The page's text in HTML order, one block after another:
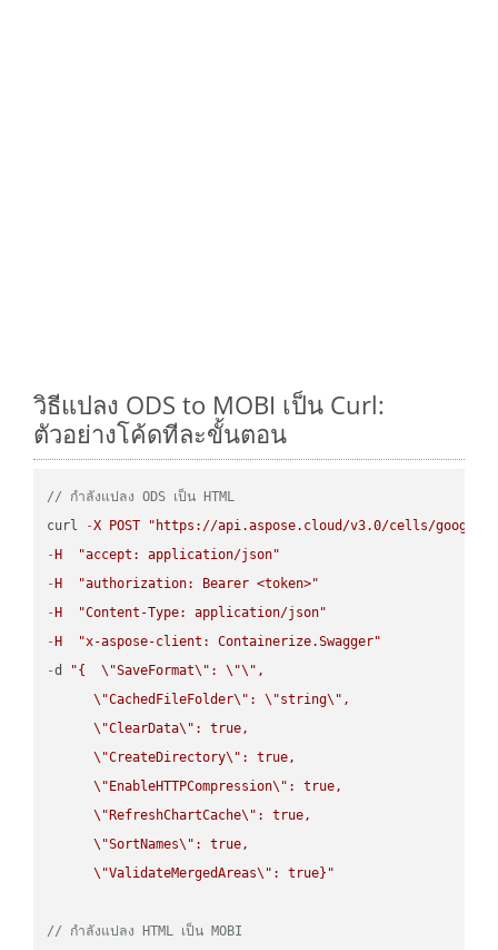
วิธีแปลง ODS to MOBI เป็น Curl:
ตัวอย่างโค้ดทีละขั้นตอน
// กำลังแปลง ODS เป็น HTML
curl
-X POST
"https://api.aspose.cloud/v3.0/cells/
- H
"accept: application/json"
- H
"authorization: Bearer <token>"
- H
"Content-Type: application/json"
- H
"x-aspose-client: Containerize.Swagger"
-d "{ \"SaveFormat\" : \"\" ,
\"CachedFileFolder\" : \"string\" ,
\"ClearData\" : true,
\"CreateDirectory\" : true,
\" EnableHTTPCompression\" : true,
\" RefreshChartCache\" : true,
\"SortNames\" : true,
\"ValidateMergedAreas\" : true}"
// กำลังแปลง HTML เป็น MOBI